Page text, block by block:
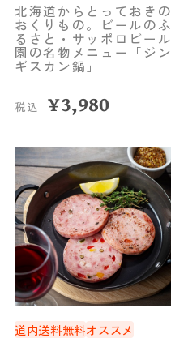
北海道からとっておきの
おくりもの。ビールのふ
るさと・サッポロビール
園の名物メニュー「ジン
ギスカン鍋」
税込 ¥3,980
道内送料無料オススメ